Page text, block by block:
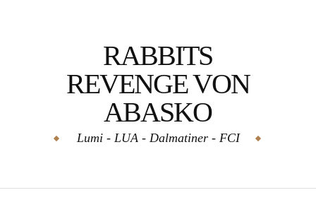
RABBITS
REVENGE VON
ABASKO
Lumi - LUA - Dalmatiner - FCI